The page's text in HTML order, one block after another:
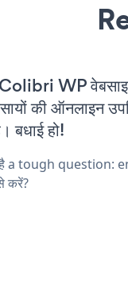
WP
की ऑनलाइन
बधाई हो!
है a tough question:
करें?